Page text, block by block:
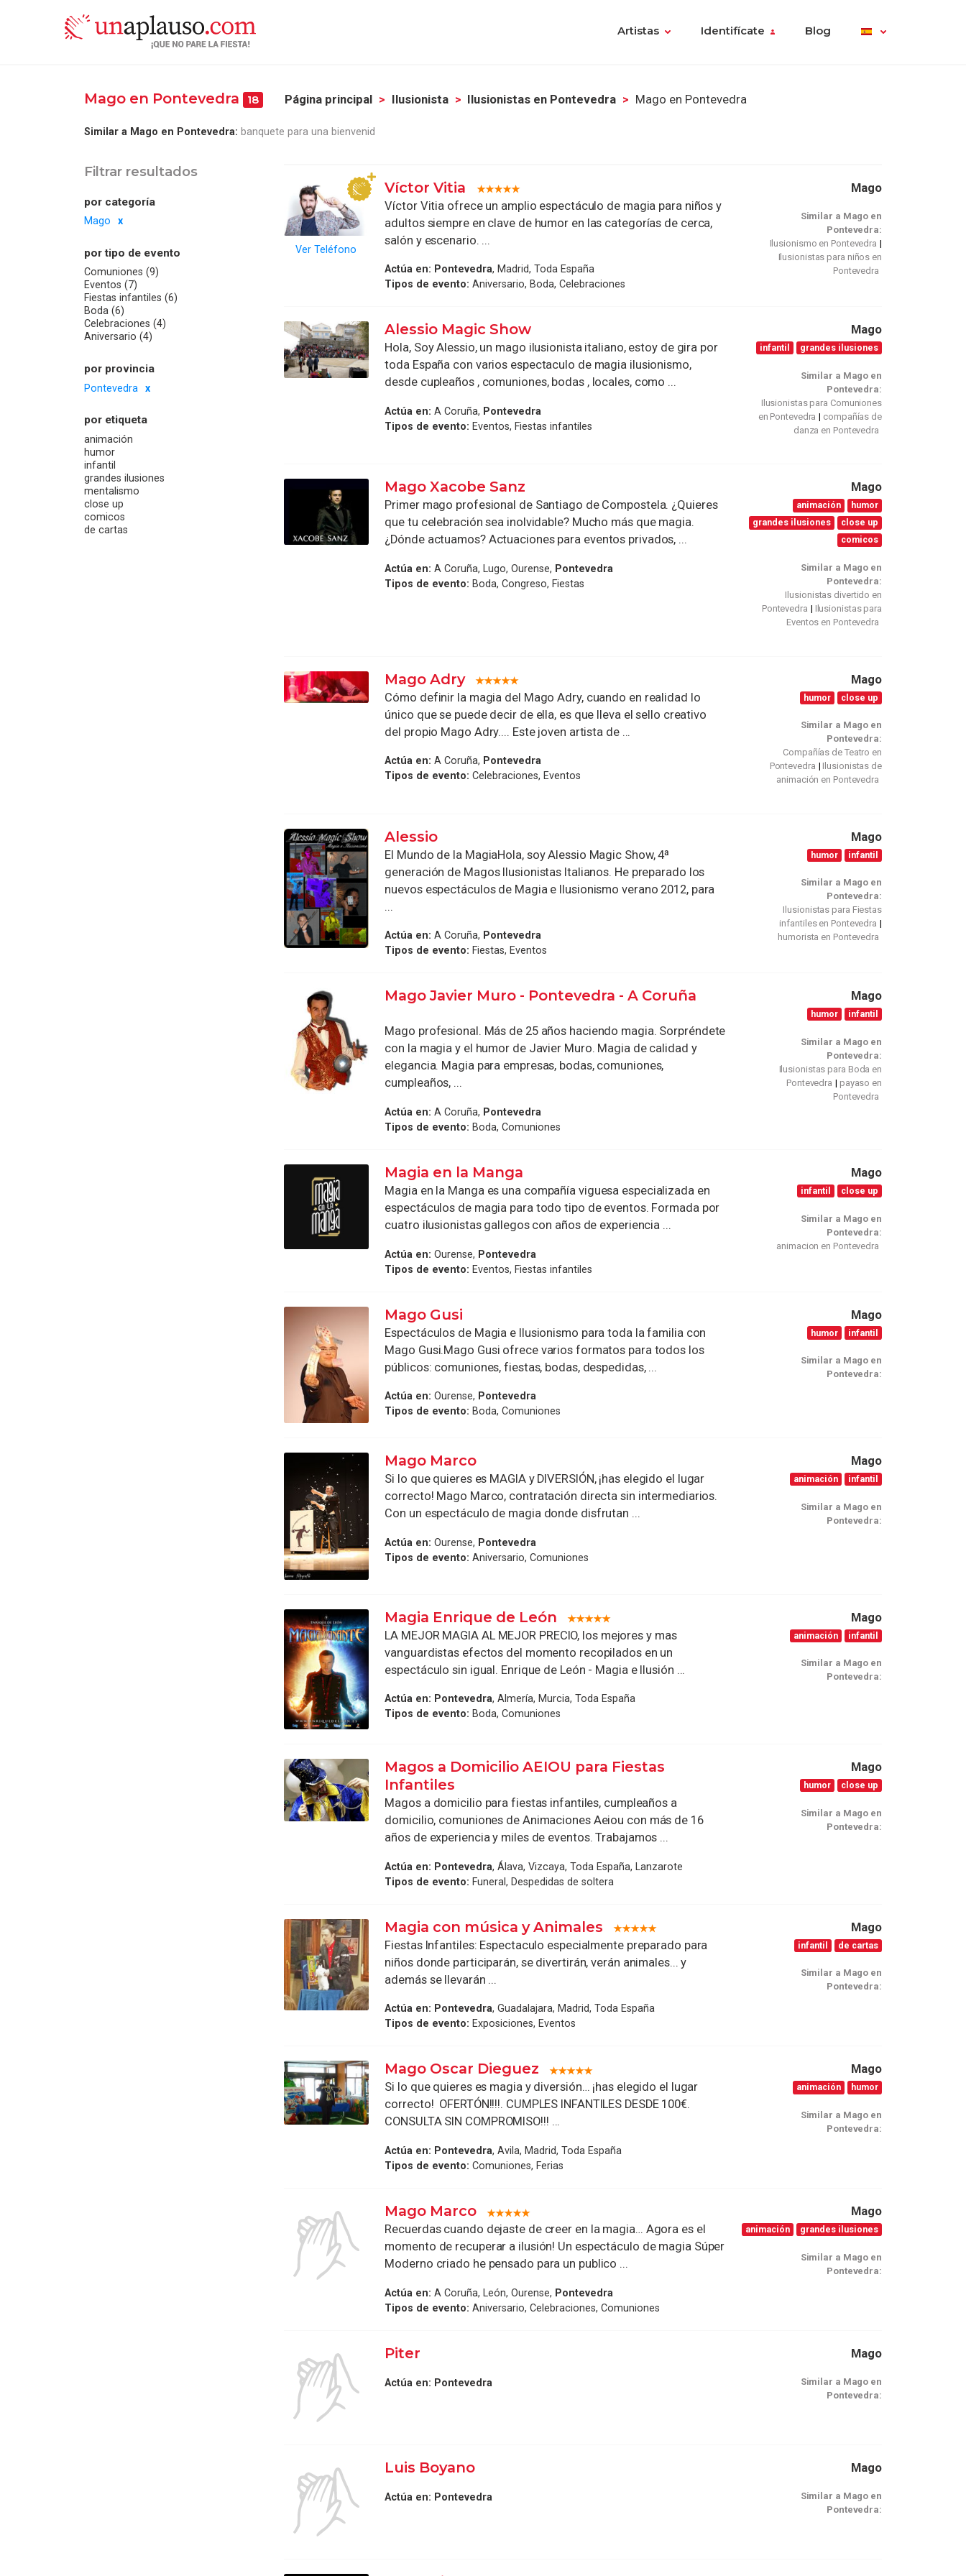
Artistas Identifícate Blog
Mago en Pontevedra 18 Página principal Ilusionista Ilusionistas en Pontevedra Mago en Pontevedra
Similar a Mago en Pontevedra: banquete para una bienvenid
Filtrar resultados
por categoría
Mago
por tipo de evento
Comuniones (9)
Eventos (7)
Fiestas infantiles (6)
Boda (6)
Celebraciones (4)
Aniversario (4)
por provincia
Pontevedra
por etiqueta
animación
humor
infantil
grandes ilusiones
mentalismo
close up
comicos
de cartas
Ver Teléfono
Víctor Vitia
Víctor Vitia ofrece un amplio espectáculo de magia para niños y
adultos siempre en clave de humor en las categorías de cerca,
salón y escenario. ...
Actúa en: Pontevedra, Madrid, Toda España
Tipos de evento: Aniversario, Boda, Celebraciones
Mago
Similar a Mago en
Pontevedra:
Ilusionismo en Pontevedra
Ilusionistas para niños en
Pontevedra
Alessio Magic Show
Hola, Soy Alessio, un mago ilusionista italiano, estoy de gira por
toda España con varios espectaculo de magia ilusionismo,
desde cupleaños , comuniones, bodas , locales, como ...
Actúa en: A Coruña, Pontevedra
Tipos de evento: Eventos, Fiestas infantiles
Mago
infantil grandes ilusiones
Similar a Mago en
Pontevedra:
Ilusionistas para Comuniones
en Pontevedra
compañías de
danza en Pontevedra
Mago Xacobe Sanz
Primer mago profesional de Santiago de Compostela. ¿Quieres
que tu celebración sea inolvidable? Mucho más que magia.
¿Dónde actuamos? Actuaciones para eventos privados, ...
Actúa en: A Coruña, Lugo, Ourense, Pontevedra
Tipos de evento: Boda, Congreso, Fiestas
Mago
animación
humor
grandes ilusiones
close up
comicos
Similar a Mago en
Pontevedra:
Ilusionistas divertido en
Pontevedra
Ilusionistas para
Eventos en Pontevedra
Mago Adry
Cómo definir la magia del Mago Adry, cuando en realidad lo
único que se puede decir de ella, es que lleva el sello creativo
del propio Mago Adry.... Este joven artista de ...
Actúa en: A Coruña, Pontevedra
Tipos de evento: Celebraciones, Eventos
Mago
humor close up
Similar a Mago en
Pontevedra:
Compañías de Teatro en
Pontevedra
Ilusionistas de
animación en Pontevedra
Alessio
El Mundo de la MagiaHola, soy Alessio Magic Show, 4ª
generación de Magos Ilusionistas Italianos. He preparado los
nuevos espectáculos de Magia e Ilusionismo verano 2012, para
...
Actúa en: A Coruña, Pontevedra
Tipos de evento: Fiestas, Eventos
Mago
humor infantil
Similar a Mago en
Pontevedra:
Ilusionistas para Fiestas
infantiles en Pontevedra
humorista en Pontevedra
Mago Javier Muro - Pontevedra - A Coruña
Mago profesional. Más de 25 años haciendo magia. Sorpréndete
con la magia y el humor de Javier Muro. Magia de calidad y
elegancia. Magia para empresas, bodas, comuniones,
cumpleaños, ...
Actúa en: A Coruña, Pontevedra
Tipos de evento: Boda, Comuniones
Mago
humor infantil
Similar a Mago en
Pontevedra:
Ilusionistas para Boda en
Pontevedra
payaso en
Pontevedra
Magia en la Manga
Magia en la Manga es una compañía viguesa especializada en
espectáculos de magia para todo tipo de eventos. Formada por
cuatro ilusionistas gallegos con años de experiencia ...
Actúa en: Ourense, Pontevedra
Tipos de evento: Eventos, Fiestas infantiles
Mago
infantil close up
Similar a Mago en
Pontevedra:
animacion en Pontevedra
Mago Gusi
Espectáculos de Magia e Ilusionismo para toda la familia con
Mago Gusi.Mago Gusi ofrece varios formatos para todos los
públicos: comuniones, fiestas, bodas, despedidas, ...
Actúa en: Ourense, Pontevedra
Tipos de evento: Boda, Comuniones
Mago
humor infantil
Similar a Mago en
Pontevedra:
Mago Marco
Si lo que quieres es MAGIA y DIVERSIÓN, ¡has elegido el lugar
correcto! Mago Marco, contratación directa sin intermediarios.
Con un espectáculo de magia donde disfrutan ...
Actúa en: Ourense, Pontevedra
Tipos de evento: Aniversario, Comuniones
Mago
animación infantil
Similar a Mago en
Pontevedra:
Magia Enrique de León
LA MEJOR MAGIA AL MEJOR PRECIO, los mejores y mas
vanguardistas efectos del momento recopilados en un
espectáculo sin igual. Enrique de León - Magia e Ilusión ...
Actúa en: Pontevedra, Almería, Murcia, Toda España
Tipos de evento: Boda, Comuniones
Mago
animación infantil
Similar a Mago en
Pontevedra:
Magos a Domicilio AEIOU para Fiestas
Infantiles
Magos a domicilio para fiestas infantiles, cumpleaños a
domicilio, comuniones de Animaciones Aeiou con más de 16
años de experiencia y miles de eventos. Trabajamos ...
Actúa en: Pontevedra, Álava, Vizcaya, Toda España, Lanzarote
Tipos de evento: Funeral, Despedidas de soltera
Mago
humor close up
Similar a Mago en
Pontevedra:
Magia con música y Animales
Fiestas Infantiles: Espectaculo especialmente preparado para
niños donde participarán, se divertirán, verán animales... y
además se llevarán ...
Actúa en: Pontevedra, Guadalajara, Madrid, Toda España
Tipos de evento: Exposiciones, Eventos
Mago
infantil de cartas
Similar a Mago en
Pontevedra:
Mago Oscar Dieguez
Si lo que quieres es magia y diversión… ¡has elegido el lugar
correcto! OFERTÓN!!!!. CUMPLES INFANTILES DESDE 100€.
CONSULTA SIN COMPROMISO!!! ...
Actúa en: Pontevedra, Avila, Madrid, Toda España
Tipos de evento: Comuniones, Ferias
Mago
animación humor
Similar a Mago en
Pontevedra:
Mago Marco
Recuerdas cuando dejaste de creer en la magia… Agora es el
momento de recuperar a ilusión! Un espectáculo de magia Súper
Moderno criado he pensado para un publico ...
Actúa en: A Coruña, León, Ourense, Pontevedra
Tipos de evento: Aniversario, Celebraciones, Comuniones
Mago
animación grandes ilusiones
Similar a Mago en
Pontevedra:
Piter
Actúa en: Pontevedra
Mago
Similar a Mago en
Pontevedra:
Luis Boyano
Actúa en: Pontevedra
Mago
Similar a Mago en
Pontevedra: